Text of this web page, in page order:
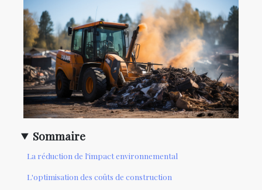
Sommaire
La réduction de l'impact environnemental
L'optimisation des coûts de construction